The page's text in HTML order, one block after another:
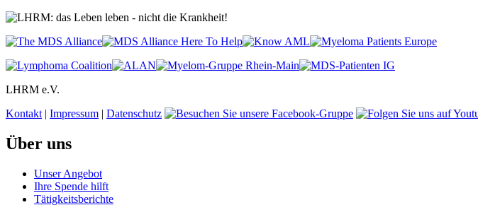
LHRM e.V.
Kontakt | Impressum | Datenschutz
Über uns
Unser Angebot
Ihre Spende hilft
Tätigkeitsberichte